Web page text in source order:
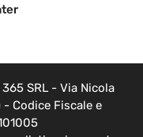
SRL - Via Nicola
- Codice Fiscale e